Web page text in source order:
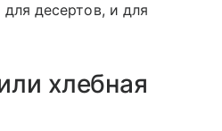
десертов, и для
хлебная